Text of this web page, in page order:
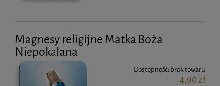
Magnesy religijne Matka Boża
Niepokalana
Dostępność: brak towaru
4,90 zł